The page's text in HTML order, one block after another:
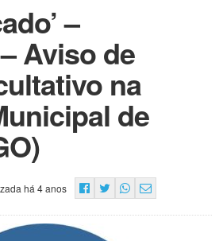
–
Aviso de
na
de
há 4 anos